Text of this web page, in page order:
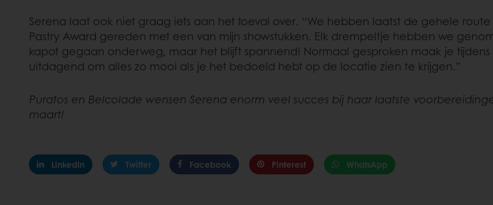
Serena laat ook niet graag iets aan het toeval over. “We hebben laatst de gehele
Pastry Award gereden met een van mijn showstukken. Elk drempeltje hebben we
kapot gegaan onderweg, maar het blijft spannend! Normaal gesproken maak je
uitdagend om alles zo mooi als je het bedoeld hebt op de locatie zien te krijgen.”
Puratos en Belcolade wensen Serena enorm veel succes bij haar laatste
maart!
LinkedIn Twitter Facebook Pinterest WhatsApp